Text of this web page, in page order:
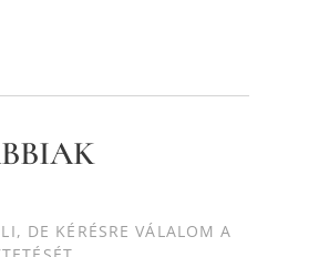
DE KÉRÉSRE VÁLALOM A